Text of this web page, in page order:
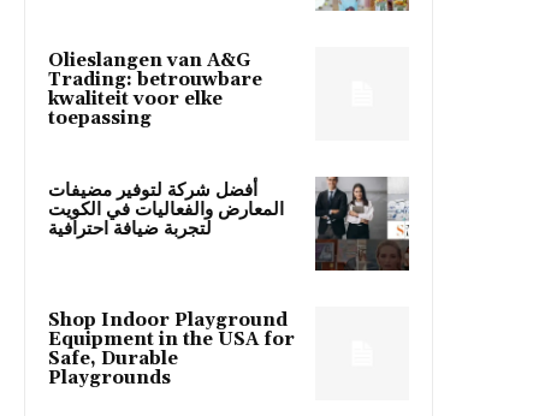
Olieslangen van A&G
Trading: betrouwbare
kwaliteit voor elke
toepassing
أفضل شركة لتوفير مضيفات
المعارض والفعاليات في الكويت
لتجربة ضيافة احترافية
Shop Indoor Playground
Equipment in the USA for
Safe, Durable
Playgrounds